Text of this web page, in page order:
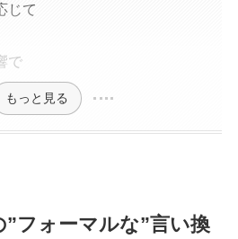
じて
で
もっと見る
”フォーマルな”言い換